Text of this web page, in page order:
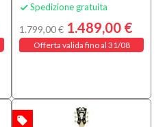
 Spedizione gratuita
1.799,00 € 1.489,00 €
Offerta valida fino al 31/08
local_offer